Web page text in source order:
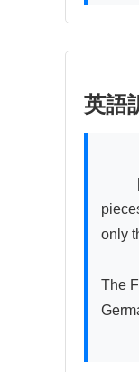
英語
only
The